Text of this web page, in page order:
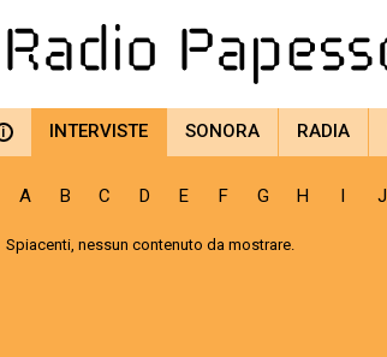
i INTERVISTE SONORA RADIA
A B C D E F G H I J
Spiacenti, nessun contenuto da mostrare.